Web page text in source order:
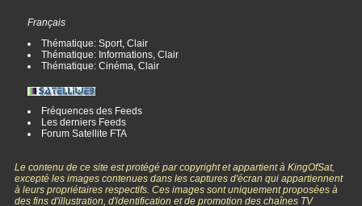
Français
Thématique: Sport, Clair
Thématique: Informations, Clair
Thématique: Cinéma, Clair
Fréquences des Feeds
Les derniers Feeds
Forum Satellite FTA
Le contenu de ce site est protégé par copyright et appartient à KingOfSat,
excepté les images contenues dans les captures d'écran qui appartiennent
à leurs propriétaires respectifs. Ces images sont uniquement proposées à
des fins d'illustration, d'identification et de promotion des chaînes TV